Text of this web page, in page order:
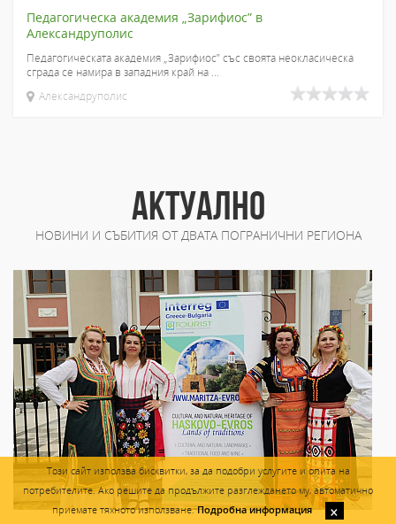
Този сайт използва бисквитки, за да подобри услугите и опита на
потребителите. Ако решите да продължите разглеждането му, автоматично
приемате тяхното използване.Подробна информация
Педагогическа академия „Зарифиос” в
Александруполис
Педагогическата академия „Зарифиос” със своята неокласическа
сграда се намира в западния край на ...
Александруполис
АКТУАЛНО
НОВИНИ И СЪБИТИЯ ОТ ДВАТА ПОГРАНИЧНИ РЕГИОНА